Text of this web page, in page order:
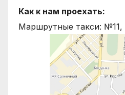
Как к нам проехать:
Маршрутные такси: №11,